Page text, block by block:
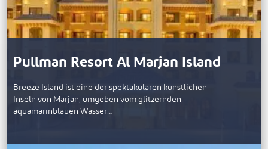
Pullman Resort Al Marjan Island
Breeze Island ist eine der spektakulären künstlichen
Inseln von Marjan, umgeben vom glitzernden
aquamarinblauen Wasser…